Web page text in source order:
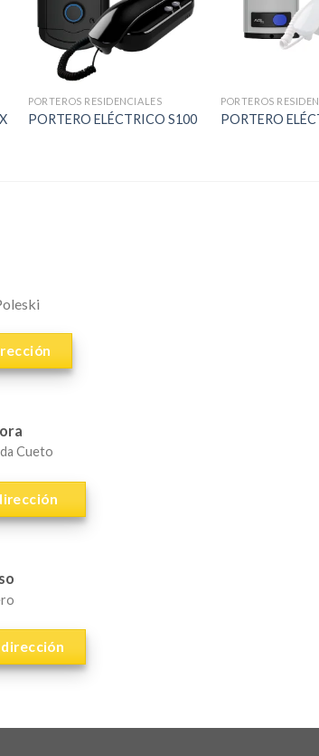
PORTEROS RESIDENCIALES
PORTERO ELÉCTRICO S100
PORTEROS
PORTERO
Cueto